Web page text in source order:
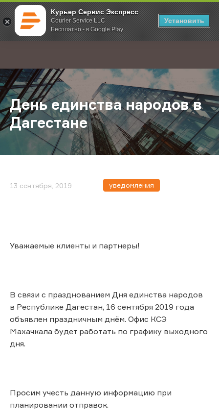
Курьер Сервис Экспресс
Courier Service LLC
Бесплатно - в Google Play
Установить
; Главная О компании Новости День единства народов в
День единства народов в
Дагестане
13 сентября, 2019 уведомления
Уважаемые клиенты и партнеры!
В связи с празднованием Дня единства народов
в Республике Дагестан, 16 сентября 2019 года
объявлен праздничным днём. Офис КСЭ
Махачкала будет работать по графику выходного
дня.
Просим учесть данную информацию при
планировании отправок.